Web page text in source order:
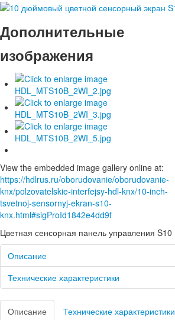
Дополнительные
изображения
View the embedded image gallery online at:
https://hdlrus.ru/oborudovanie/oborudovanie-
knx/polzovatelskie-interfejsy-hdl-knx/10-inch-
tsvetnoj-sensornyj-ekran-s10-
knx.html#sigProId1842e4dd9f
Цветная сенсорная панель управления S10
Описание
Технические характеристики
Описание Технические характеристики